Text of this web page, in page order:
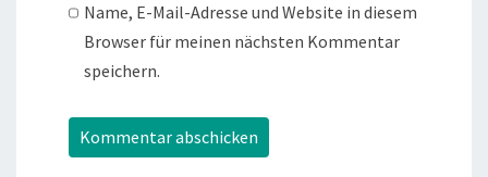
Name, E-Mail-Adresse und Website in diesem
Browser für meinen nächsten Kommentar
speichern.